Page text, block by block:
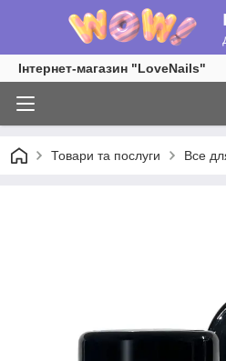
Інтернет-магазин "LoveNails"
Товари та послуги Все